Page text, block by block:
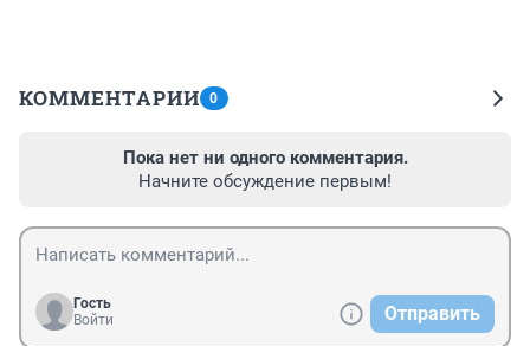
КОММЕНТАРИИ 0
Пока нет ни одного комментария.
Начните обсуждение первым!
Гость
Войти
Отправить